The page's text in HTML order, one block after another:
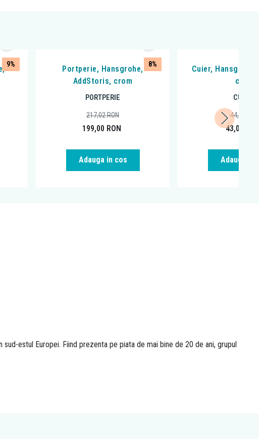
9% 8%
Portperie, Hansgrohe,
AddStoris, crom
PORTPERIE
199,00 RON
217,02RON
Adauga in cos
Cuier, Hansgrohe,
crom
CUIERE
43,00
44,95
Adauga in
estul Europei. Fiind prezenta pe piata de mai bine de 20 de ani, grupul